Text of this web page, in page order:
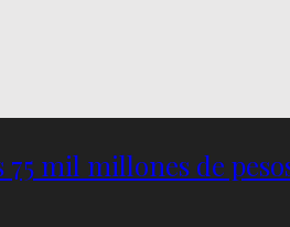
mil millones de